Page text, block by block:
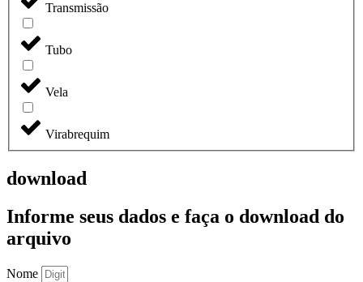
Transmissão
Tubo
Vela
Virabrequim
download
Informe seus dados e faça o download do
arquivo
Nome